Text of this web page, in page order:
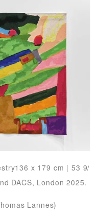
x 179 cm | 53 9/
DACS, London 2025.
Lannes)